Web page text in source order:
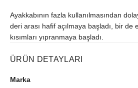
Ayakkabının fazla kullanılmasından
deri arası hafif açılmaya başladı, bir de
kısımları yıpranmaya başladı.
ÜRÜN DETAYLARI
Marka